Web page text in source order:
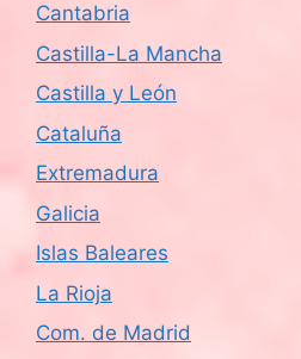
Cantabria
Castilla-La Mancha
Castilla y León
Cataluña
Extremadura
Galicia
Islas Baleares
La Rioja
Com. de Madrid